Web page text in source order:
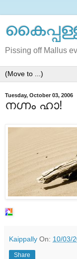
Pissing off Mallus
Tuesday, October 03, 2006
നഗ്നം ഹാ!
Kaippally On: 10/03/
Share